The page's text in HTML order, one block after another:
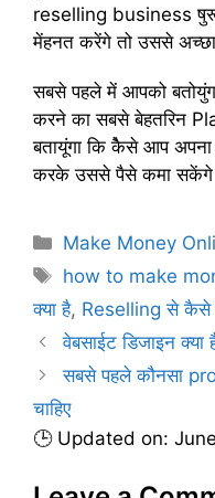
reselling business
मेंहनत करेंगे तो उससे
सबसे पहले में आपको
करने का सबसे बेहतरिन
बतायूंगा कि कैेसे आप
करके उससे पैसे कमा सकेंगे
C
a
t
e
g
o
r
s
Make Money
T
a
g
s
how to make
क्या है, Reselling से कैसे
वेबसाईट डिजाइन
सबसे पहले कौनसा
चाहिए
🕒 Updated on: